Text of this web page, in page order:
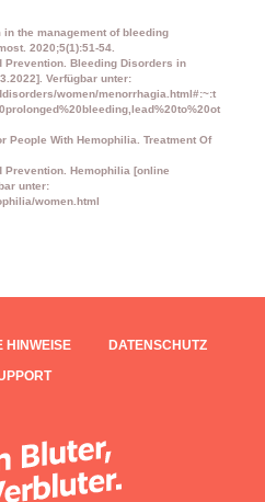
the management of bleeding
2020;5(1):51-54.
Prevention. Bleeding Disorders in
Verfügbar unter:
women/menorrhagia.html#:~:t
People With Hemophilia. Treatment Of
Prevention. Hemophilia [online
unter:
women.html
HINWEISE
DATENSCHUTZ